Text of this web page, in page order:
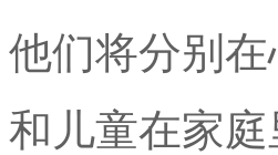
他们将分别
和儿童在家